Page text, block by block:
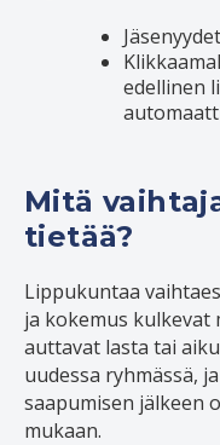
edellinen
Mitä
tietää?
Lippukuntaa
ja kokemus kulkevat
auttavat lasta tai
uudessa ryhmässä,
saapumisen jälkeen
mukaan.